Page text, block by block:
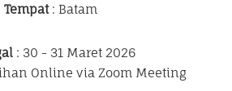
Tempat: Batam
: 30 - 31 Maret 2026
Online via Zoom Meeting